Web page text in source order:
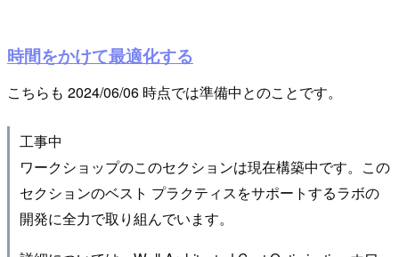
時間をかけて最適化する
こちらも 2024/06/06 時点では準備中とのことです。
工事中
ワークショップのこのセクションは現在構築中です。この
セクションのベスト プラクティスをサポートするラボの
開発に全力で取り組んでいます。